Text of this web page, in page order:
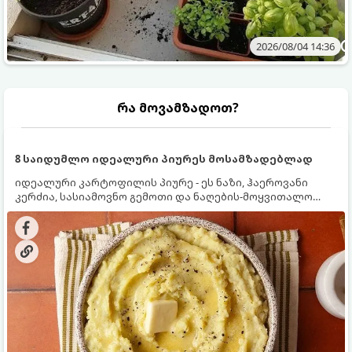
2026/08/04 14:36
რა მოვამზადოთ?
8 საიდუმლო იდეალური პიურეს მოსამზადებლად
იდეალური კარტოფილის პიურე - ეს ნაზი, ჰაეროვანი
კერძია, სასიამოვნო გემოთი და ნაღების-მოყვითალო
ფერით. მისი მომზადება ძალიან მარტივია, მაგრამ
არსებობს რამდენიმე საიდუმლო, რომლებიც უნდა
იცოდეთ, რომ პიურე იდეალურად გემრიელი გამოვიდეს.